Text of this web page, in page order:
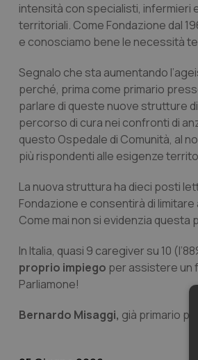
intensità con specialisti, infermieri
territoriali. Come Fondazione dal
e conosciamo bene le necessità
Segnalo che sta aumentando
perché, prima come primario
parlare di queste nuove strutture
percorso di cura nei confronti di
questo Ospedale di Comunità, al
più rispondenti alle esigenze
La nuova struttura ha dieci posti
Fondazione e consentirà di
Come mai non si evidenzia questa
In Italia, quasi 9 caregiver su 10
proprio impiego per assistere un
Parliamone!
Bernardo Misaggi, già primario